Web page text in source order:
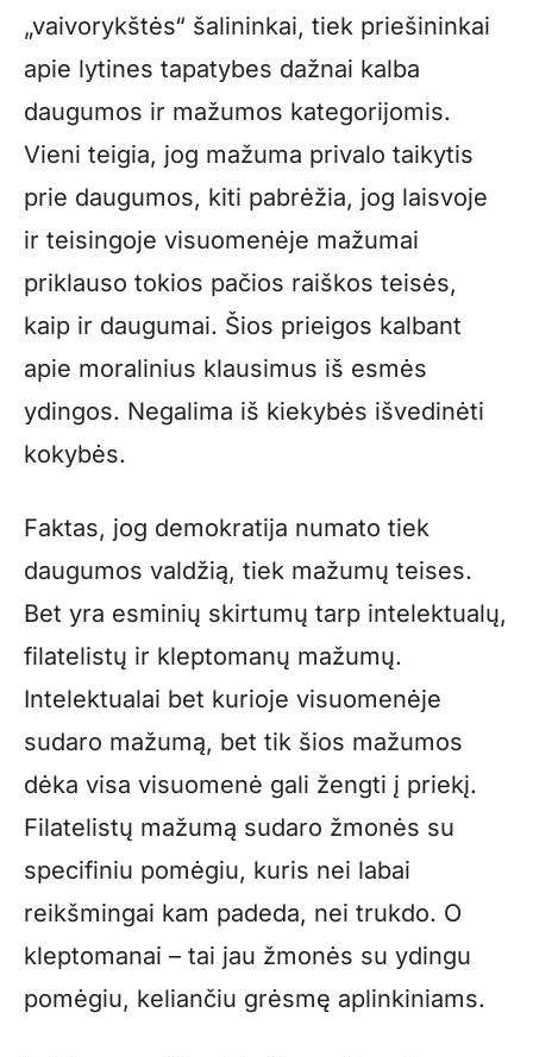
„vaivorykštės“ šalininkai, tiek priešininkai
apie lytines tapatybes dažnai kalba
daugumos ir mažumos kategorijomis.
Vieni teigia, jog mažuma privalo taikytis
prie daugumos, kiti pabrėžia, jog laisvoje
ir teisingoje visuomenėje mažumai
priklauso tokios pačios raiškos teisės,
kaip ir daugumai. Šios prieigos kalbant
apie moralinius klausimus iš esmės
ydingos. Negalima iš kiekybės išvedinėti
kokybės.
Faktas, jog demokratija numato tiek
daugumos valdžią, tiek mažumų teises.
Bet yra esminių skirtumų tarp intelektualų,
filatelistų ir kleptomanų mažumų.
Intelektualai bet kurioje visuomenėje
sudaro mažumą, bet tik šios mažumos
dėka visa visuomenė gali žengti į priekį.
Filatelistų mažumą sudaro žmonės su
specifiniu pomėgiu, kuris nei labai
reikšmingai kam padeda, nei trukdo. O
kleptomanai – tai jau žmonės su ydingu
pomėgiu, keliančiu grėsmę aplinkiniams.